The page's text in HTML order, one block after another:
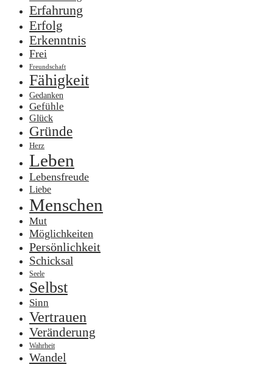
Erfahrung
Erfolg
Erkenntnis
Frei
Freundschaft
Fähigkeit
Gedanken
Gefühle
Glück
Gründe
Herz
Leben
Lebensfreude
Liebe
Menschen
Mut
Möglichkeiten
Persönlichkeit
Schicksal
Seele
Selbst
Sinn
Vertrauen
Veränderung
Wahrheit
Wandel